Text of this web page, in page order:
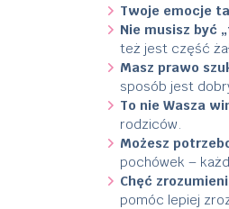
Twoje emocje
Nie musisz być
też jest część
Masz prawo
sposób jest
To nie Wasza
rodziców.
Możesz
pochówek –
Chęć
pomóc lepiej